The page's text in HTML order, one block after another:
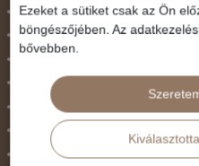
Március 15.
Mikulás
November 1.
Október 23.
Pünkösdi utazás
Szilveszter
Ezeket a sütiket csak az Ön
böngészőjében. Az
bővebben.